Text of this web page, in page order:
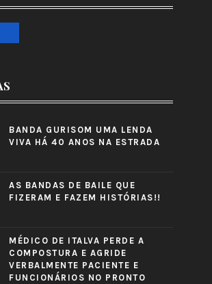
BANDA GURISOM UMA LENDA
VIVA HÁ 40 ANOS NA ESTRADA
AS BANDAS DE BAILE QUE
FIZERAM E FAZEM HISTÓRIAS!!
MÉDICO DE ITALVA PERDE A
COMPOSTURA E AGRIDE
VERBALMENTE PACIENTE E
FUNCIONÁRIOS NO PRONTO